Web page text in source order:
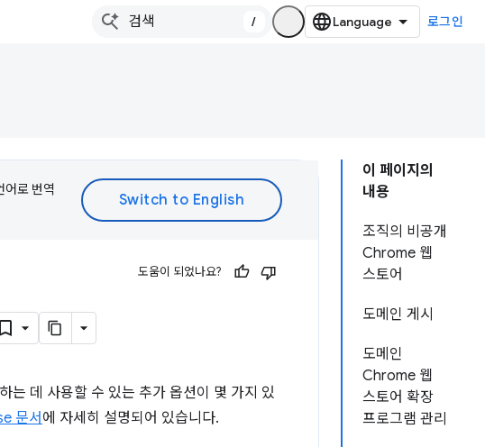
/ 로그인
이 페이지의
내용
조직의 비공개
Chrome 웹
스토어
도메인 게시
도메인
Chrome 웹
스토어 확장
프로그램 관리
어로 번역
도움이 되었나요?
데 사용할 수 있는 추가 옵션이 몇 가지 있
문서 에 자세히 설명되어 있습니다.